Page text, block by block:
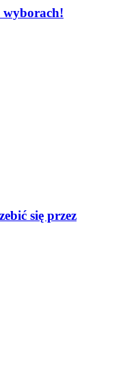
wyborach!
się przez